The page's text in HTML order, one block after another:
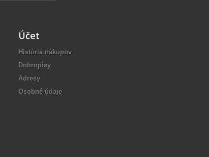
Účet
História nákupov
Dobropisy
Adresy
Osobné údaje